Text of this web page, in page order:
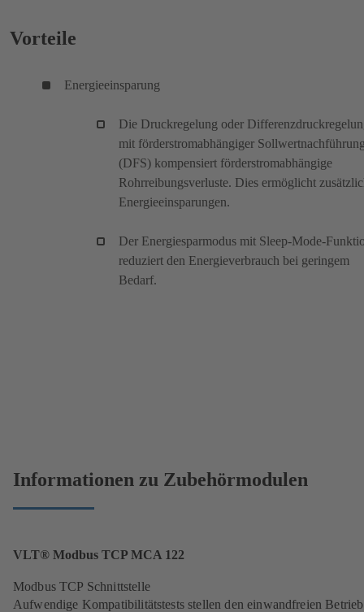
Vorteile
Energieeinsparung
Die Druckregelung oder
mit förderstromabhängiger
(DFS) kompensiert förderstromabhängige
Rohrreibungsverluste. Dies ermöglicht
Energieeinsparungen.
Der Energiesparmodus mit Sleep-Mode-
reduziert den Energieverbrauch bei geringem
Bedarf.
Informationen zu Zubehörmodulen
VLT® Modbus TCP MCA 122
Modbus TCP Schnittstelle
Aufwendige Kompatibilitätstests stellen den einwandfreien